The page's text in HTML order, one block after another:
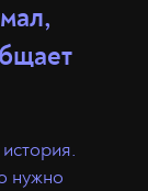
нужно